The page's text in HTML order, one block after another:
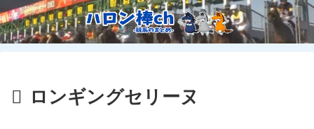
ロンギングセリーヌ